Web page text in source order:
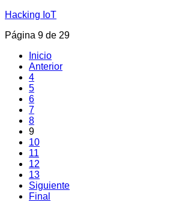
Hacking IoT
Página 9 de 29
Inicio
Anterior
4
5
6
7
8
9
10
11
12
13
Siguiente
Final